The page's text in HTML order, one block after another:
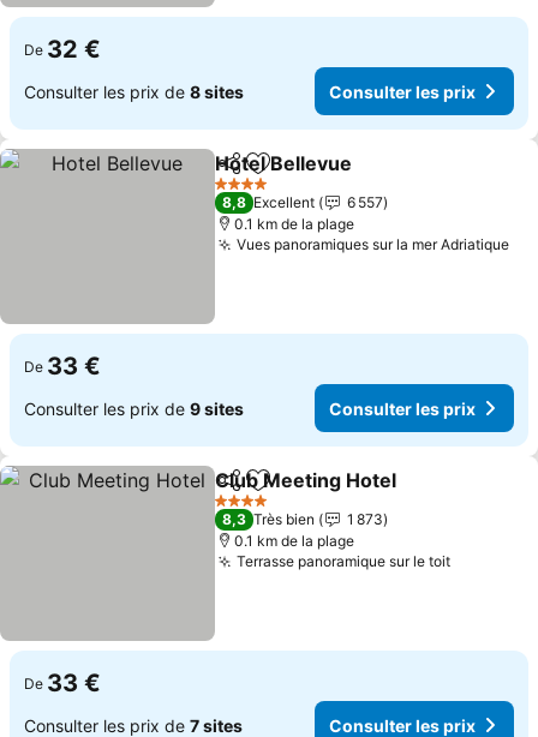
De 32 €
Consulter les prix de 8 sites Consulter les prix
PartagerAjouter à mes favoris
Hotel Bellevue
4 Étoiles
8,8 Excellent
6 557
0.1 km de la plage
Vues panoramiques sur la mer Adriatique
De 33 €
Consulter les prix de 9 sites Consulter les prix
PartagerAjouter à mes favoris
Club Meeting Hotel
4 Étoiles
8,3 Très bien
1 873
0.1 km de la plage
Terrasse panoramique sur le toit
De 33 €
Consulter les prix de 7 sites Consulter les prix